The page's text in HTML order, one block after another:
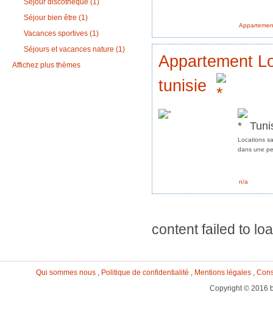
Séjour discothèque (1)
Séjour bien être (1)
Vacances sportives (1)
Séjours et vacances nature (1)
Affichez plus thèmes
Appartement
tunisie
Locations
dans une
n/a
content failed to
Qui sommes nous, Politique de confidentialité , Mentions légales,
Copyright © 2016